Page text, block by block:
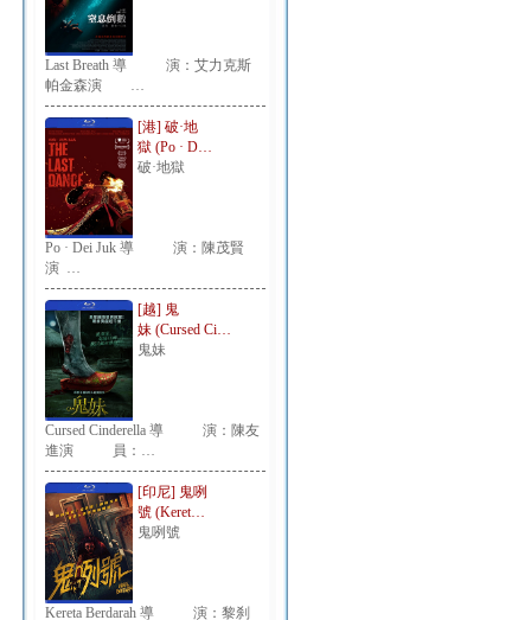
Last Breath 導 演：艾力克斯
帕金森演 …
[港] 破·地
獄 (Po · D…
破·地獄
Po · Dei Juk 導 演：陳茂賢
演 …
[越] 鬼
妹 (Cursed Ci…
鬼妹
Cursed Cinderella 導 演：陳友
進演 員：…
[印尼] 鬼咧
號 (Keret…
鬼咧號
Kereta Berdarah 導 演：黎刹